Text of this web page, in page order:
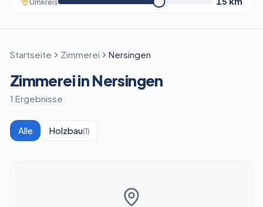
Startseite Zimmerei Nersingen
Zimmerei in Nersingen
1 Ergebnisse
Alle Holzbau(1)